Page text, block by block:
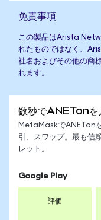
免責事項
この製品はArista
れたものではなく、
社名およびその他の商
れます。
数秒でANETonを
MetaMaskでANETon
引、スワップ。最も信
レット。
Google Play
評価